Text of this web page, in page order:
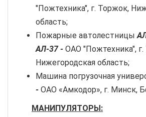
"Пожтехника", г. Торжок,
область;
Пожарные автолестницы
АЛ-37 - ОАО "Пожтехника",
Нижегородская область;
Машина погрузочная
- ОАО «Амкодор», г. Минск,
МАНИПУЛЯТОРЫ: